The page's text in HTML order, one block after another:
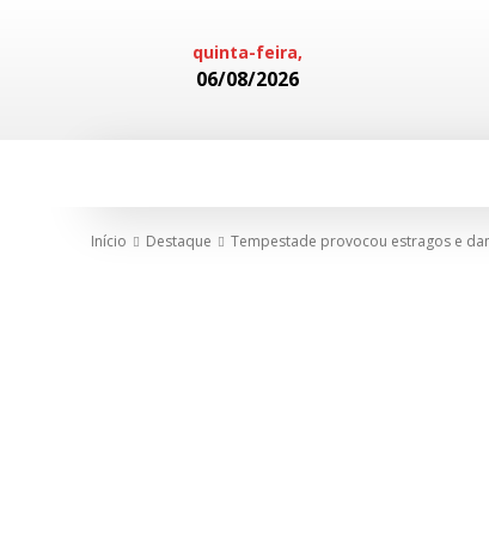
quinta-feira,
06/08/2026
Início Destaque Tempestade provocou estragos e